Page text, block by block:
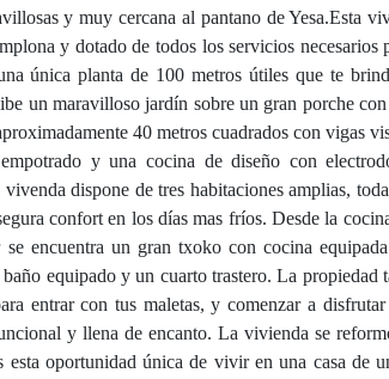
y muy cercana al pantano de Yesa.Esta
y dotado de todos los servicios necesarios
única planta de 100 metros útiles que te
un maravilloso jardín sobre un gran porche
40 metros cuadrados con vigas
y una cocina de diseño con
dispone de tres habitaciones amplias,
confort en los días mas fríos. Desde la
encuentra un gran txoko con cocina
equipado y un cuarto trastero. La propiedad
entrar con tus maletas, y comenzar a
y llena de encanto. La vivienda se
oportunidad única de vivir en una casa de